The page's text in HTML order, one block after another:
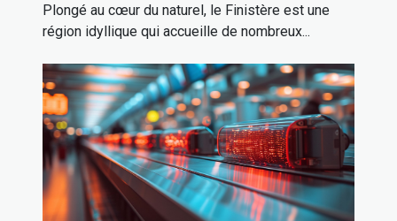
Plongé au cœur du naturel, le Finistère est une
région idyllique qui accueille de nombreux...